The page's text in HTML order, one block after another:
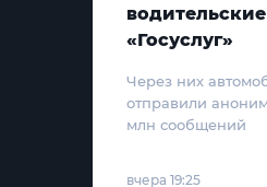
«Госуслуг»
Через них
отправили
млн сообщений
вчера 19:25